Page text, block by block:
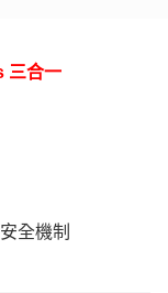
三合一
全機制